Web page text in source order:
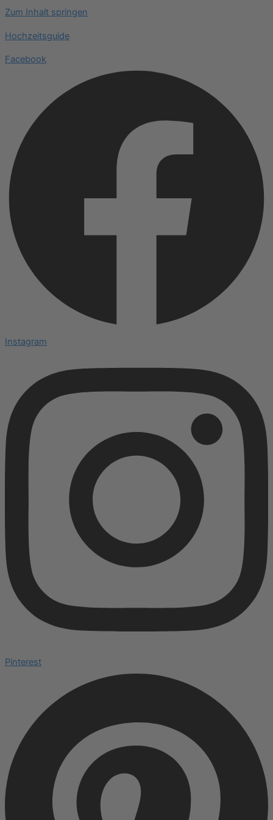
Zum Inhalt springen
Hochzeitsguide
Facebook
Instagram
Pinterest